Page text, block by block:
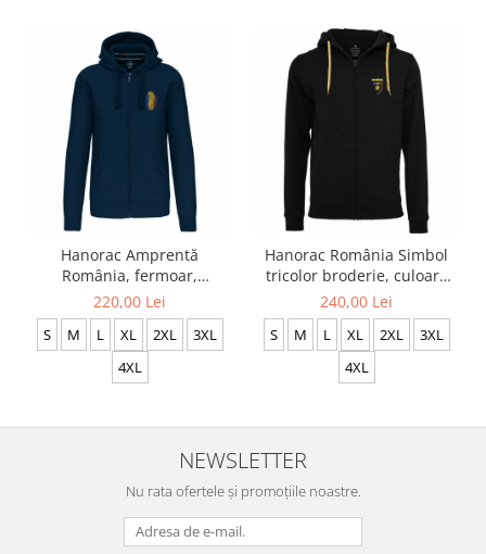
Hanorac Amprentă
România, fermoar,
broderie, culoare
bleumarin, CH20
220,00 Lei
S M L XL 2XL
3XL
4XL
Hanorac România Simbol
tricolor broderie, culoare
neagră, CRP116
240,00 Lei
S M L XL 2XL
3XL
4XL
NEWSLETTER
Nu rata ofertele și promoțiile noastre.